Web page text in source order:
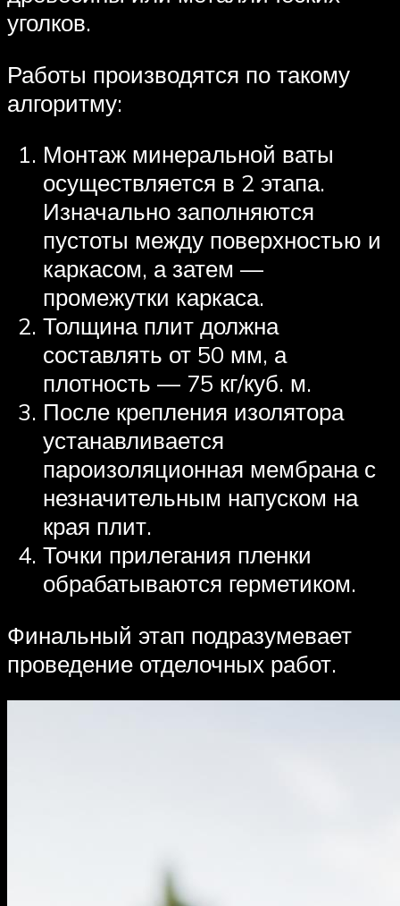
уголков.
Работы производятся по такому
алгоритму:
Монтаж минеральной ваты
осуществляется в 2 этапа.
Изначально заполняются
пустоты между поверхностью и
каркасом, а затем —
промежутки каркаса.
Толщина плит должна
составлять от 50 мм, а
плотность — 75 кг/куб. м.
После крепления изолятора
устанавливается
пароизоляционная мембрана с
незначительным напуском на
края плит.
Точки прилегания пленки
обрабатываются герметиком.
Финальный этап подразумевает
проведение отделочных работ.